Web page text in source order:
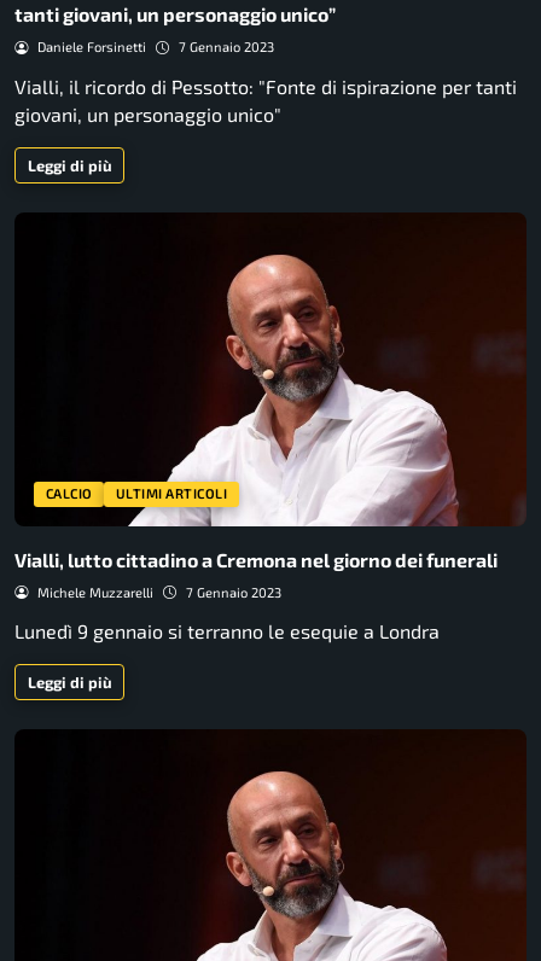
tanti giovani, un personaggio unico”
Daniele Forsinetti 7 Gennaio 2023
Vialli, il ricordo di Pessotto: "Fonte di ispirazione per tanti
giovani, un personaggio unico"
Leggi di più
CALCIO ULTIMI ARTICOLI
Vialli, lutto cittadino a Cremona nel giorno dei funerali
Michele Muzzarelli 7 Gennaio 2023
Lunedì 9 gennaio si terranno le esequie a Londra
Leggi di più